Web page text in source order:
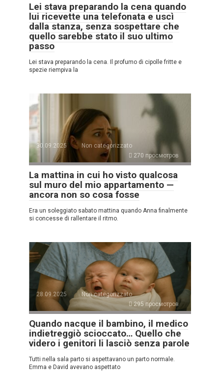
Lei stava preparando la cena quando
lui ricevette una telefonata e uscì
dalla stanza, senza sospettare che
quello sarebbe stato il suo ultimo
passo
Lei stava preparando la cena. Il profumo di cipolle fritte e
spezie riempiva la
30.09.2025
Non categorizzato
270 просмотров
La mattina in cui ho visto qualcosa
sul muro del mio appartamento —
ancora non so cosa fosse
Era un soleggiato sabato mattina quando Anna finalmente
si concesse di rallentare il ritmo.
28.09.2025
Non categorizzato
295 просмотров
Quando nacque il bambino, il medico
indietreggiò scioccato… Quello che
videro i genitori li lasciò senza parole
Tutti nella sala parto si aspettavano un parto normale.
Emma e David avevano aspettato